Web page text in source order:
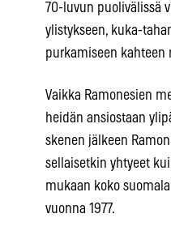
70-luvun puolivälissä
ylistykseen, kuka-
purkamiseen
Vaikka Ramonesien
heidän ansiostaan
skenen jälkeen
sellaisetkin yhtyeet
mukaan koko
vuonna 1977.